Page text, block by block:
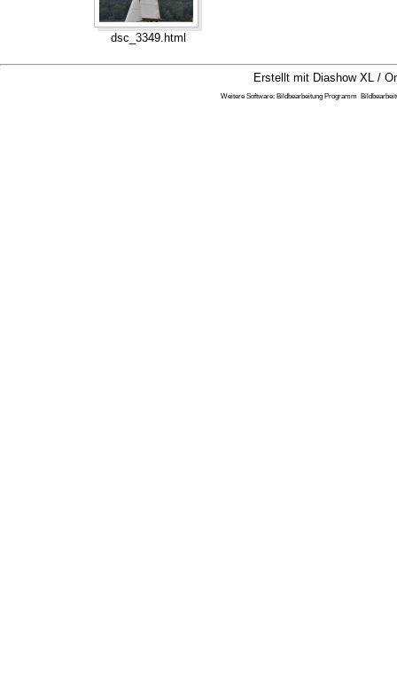
dsc_3349.html
Erstellt mit Diashow XL /
Weitere Software: Bildbearbeitung Programm